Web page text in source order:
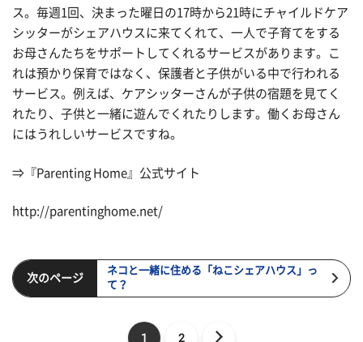
ス。毎週1回、決まった曜日の17時から21時にチャイルドケア
シッターがシェアハウスに来てくれて、一人で子育てをする
お母さんたちをサポートしてくれるサービスがあります。こ
れは預かり保育ではなく、保護者と子供がいる中で行われる
サービス。例えば、ケアシッターさんが子供の宿題を見てく
れたり、子供と一緒に遊んでくれたりします。働くお母さん
にはうれしいサービスですね。
⇒『Parenting Home』公式サイト
http://parentinghome.net/
次のページ
ネコと一緒に住める「ねこシェアハウス」っ
て？
1 2